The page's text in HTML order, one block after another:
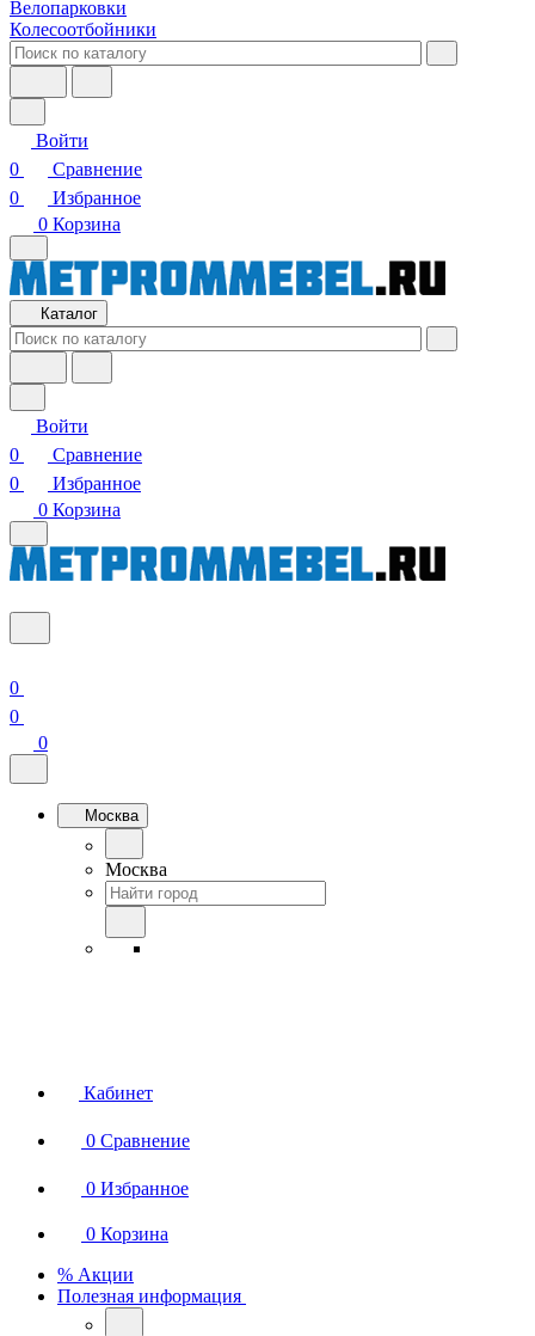
Велопарковки
Колесоотбойники
Войти
0
Сравнение
0
Избранное
0 Корзина
Каталог
Войти
0
Сравнение
0
Избранное
0 Корзина
0
0
0
Москва
Москва
Кабинет
0 Сравнение
0 Избранное
0 Корзина
% Акции
Полезная информация